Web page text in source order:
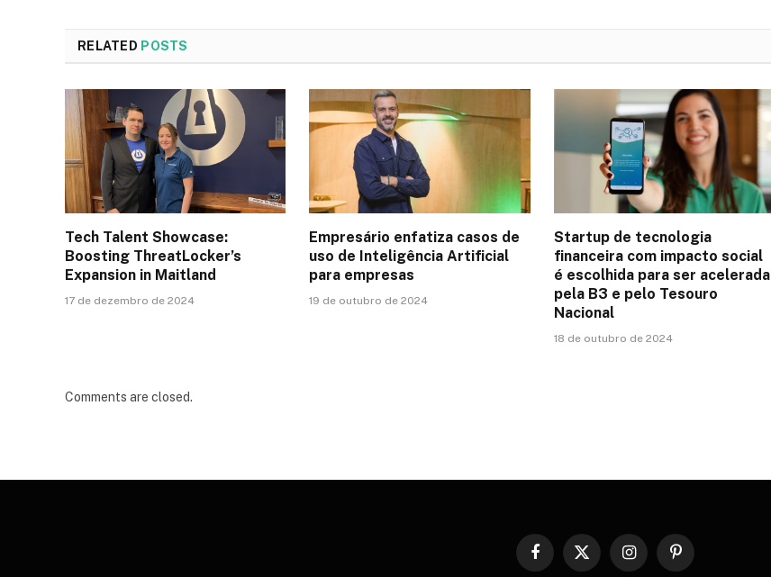
RELATED POSTS
Tech Talent Showcase:
Boosting ThreatLocker’s
Expansion in Maitland
17 de dezembro de 2024
Empresário enfatiza casos de
uso de Inteligência Artificial
para empresas
19 de outubro de 2024
Startup de tecnologia
financeira com impacto social
é escolhida para ser acelerada
pela B3 e pelo Tesouro
Nacional
18 de outubro de 2024
Comments are closed.
Facebook
X
InstagramPinterest